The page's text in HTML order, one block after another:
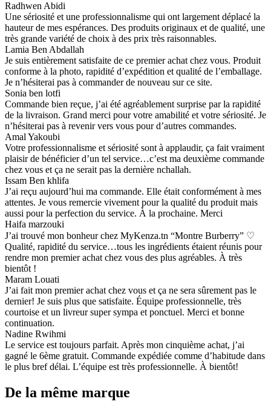
Radhwen Abidi
Une sériosité et une professionnalisme qui ont largement déplacé la
hauteur de mes espérances. Des produits originaux et de qualité, une
très grande variété de choix à des prix très raisonnables.
Lamia Ben Abdallah
Je suis entièrement satisfaite de ce premier achat chez vous. Produit
conforme à la photo, rapidité d’expédition et qualité de l’emballage.
Je n’hésiterai pas à commander de nouveau sur ce site.
Sonia ben lotfi
Commande bien reçue, j’ai été agréablement surprise par la rapidité
de la livraison. Grand merci pour votre amabilité et votre sériosité. Je
n’hésiterai pas à revenir vers vous pour d’autres commandes.
Amal Yakoubi
Votre professionnalisme et sériosité sont à applaudir, ça fait vraiment
plaisir de bénéficier d’un tel service…c’est ma deuxième commande
chez vous et ça ne serait pas la dernière nchallah.
Issam Ben khlifa
J’ai reçu aujourd’hui ma commande. Elle était conformément à mes
attentes. Je vous remercie vivement pour la qualité du produit mais
aussi pour la perfection du service. À la prochaine. Merci
Haifa marzouki
J’ai trouvé mon bonheur chez MyKenza.tn “Montre Burberry” ♡
Qualité, rapidité du service…tous les ingrédients étaient réunis pour
rendre mon premier achat chez vous des plus agréables. À très
bientôt !
Maram Louati
J’ai fait mon premier achat chez vous et ça ne sera sûrement pas le
dernier! Je suis plus que satisfaite. Équipe professionnelle, très
courtoise et un livreur super sympa et ponctuel. Merci et bonne
continuation.
Nadine Rwihmi
Le service est toujours parfait. Après mon cinquième achat, j’ai
gagné le 6ème gratuit. Commande expédiée comme d’habitude dans
le plus bref délai. L’équipe est très professionnelle. À bientôt!
De la même marque